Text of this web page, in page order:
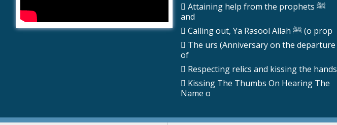
Attaining help from the prophets ﷺ
and
Calling out, Ya Rasool Allah ﷺ (o prop
The urs (Anniversary on the departure
of
Respecting relics and kissing the hands
Kissing The Thumbs On Hearing The
Name o